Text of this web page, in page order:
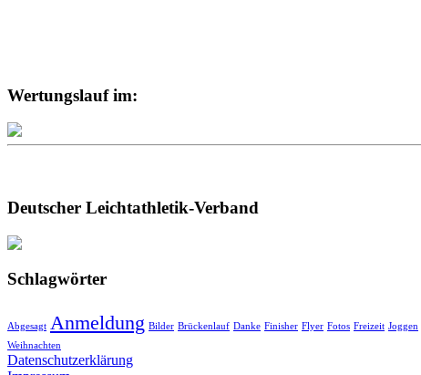
Wertungslauf im:
Deutscher Leichtathletik-Verband
Schlagwörter
Abgesagt Anmeldung Bilder Brückenlauf Danke Finisher Flyer Fotos Freizeit Joggen
Weihnachten
Datenschutzerklärung